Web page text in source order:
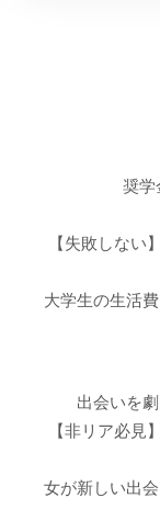
奨学
【失敗しない
大学生の生活
出会いを
【非リア必見
女が新しい出